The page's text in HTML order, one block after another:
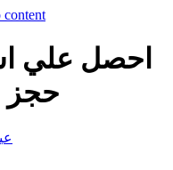
content
احصل علي
حجز